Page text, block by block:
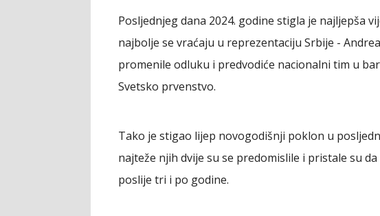
Posljednjeg dana 2024. godine stigla je najljepša
najbolje se vraćaju u reprezentaciju Srbije -
promenile odluku i predvodiće nacionalni tim u
Svetsko prvenstvo.
Tako je stigao lijep novogodišnji poklon u
najteže njih dvije su se predomislile i pristale su
poslije tri i po godine.